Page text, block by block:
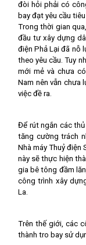
đòi hỏi phải có
bay đạt yêu cầu
Trong thời gian
đầu tư xây dựng
điện Phả Lại đã nỗ
theo yêu cầu. Tuy
mới mẻ và chưa
Nam nên vẫn chưa
việc đề ra.
Để rút ngắn các
tăng cường trách
Nhà máy Thuỷ điện
này sẽ thực hiện
gia bê tông đầm
công trình xây
La.
Trên thế giới, các
thành tro bay sử